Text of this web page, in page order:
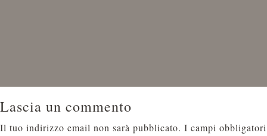
Lascia un commento
Il tuo indirizzo email non sarà pubblicato. I campi obbligatori